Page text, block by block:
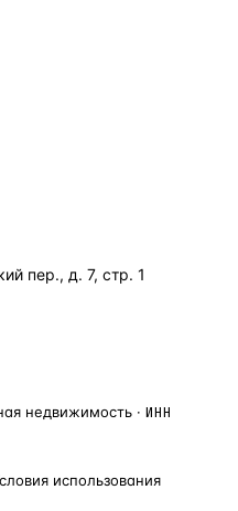
пер., д. 7, стр. 1
недвижимость · ИНН
использования